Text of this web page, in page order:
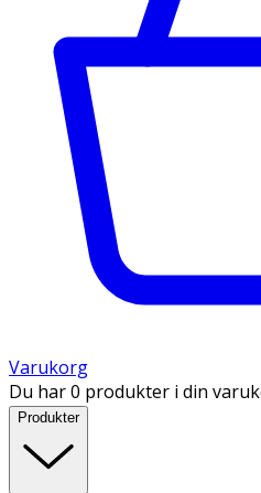
Varukorg
Du har 0 produkter i din
Produkter